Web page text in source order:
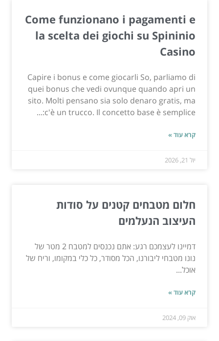
Come funzionano i pagamenti e
la scelta dei giochi su Spininio
Casino
Capire i bonus e come giocarli So, parliamo di
quei bonus che vedi ovunque quando apri un
sito. Molti pensano sia solo denaro gratis, ma
c'è un trucco. Il concetto base è semplice:...
קרא עוד »
יול 21, 2026
חלום מטבחים קטנים על סודות
העיצוב הנעלמים
דמיינו לעצמכם רגע: אתם נכנסים למטבח 2 מטר של
נונו מטבחי ליבורנו, הכל מסודר, כל כלי במקומו, וריח של
אוכל...
קרא עוד »
אוק 09, 2024